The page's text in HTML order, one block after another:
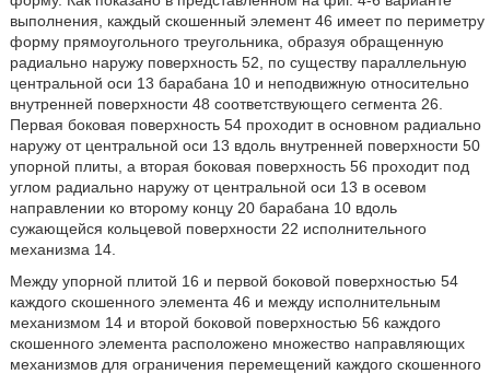
выполнения, каждый скошенный элемент 46 имеет по периметру
форму прямоугольного треугольника, образуя обращенную
радиально наружу поверхность 52, по существу параллельную
центральной оси 13 барабана 10 и неподвижную относительно
внутренней поверхности 48 соответствующего сегмента 26.
Первая боковая поверхность 54 проходит в основном радиально
наружу от центральной оси 13 вдоль внутренней поверхности 50
упорной плиты, а вторая боковая поверхность 56 проходит под
углом радиально наружу от центральной оси 13 в осевом
направлении ко второму концу 20 барабана 10 вдоль
сужающейся кольцевой поверхности 22 исполнительного
механизма 14.
Между упорной плитой 16 и первой боковой поверхностью 54
каждого скошенного элемента 46 и между исполнительным
механизмом 14 и второй боковой поверхностью 56 каждого
скошенного элемента расположено множество направляющих
механизмов для ограничения перемещений каждого скошенного